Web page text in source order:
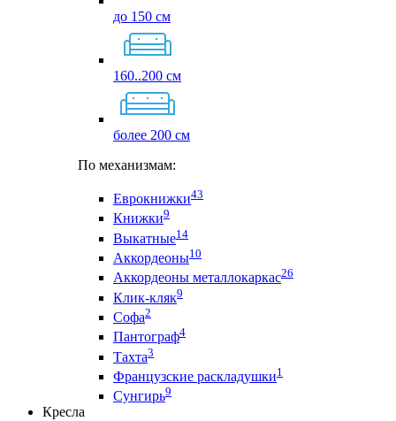
до 150 см
160..200 см
более 200 см
По механизмам:
Еврокнижки43
Книжки9
Выкатные14
Аккордеоны10
Аккордеоны металлокаркас26
Клик-кляк9
Софа2
Пантограф4
Тахта3
Французские раскладушки1
Сунгирь9
Кресла